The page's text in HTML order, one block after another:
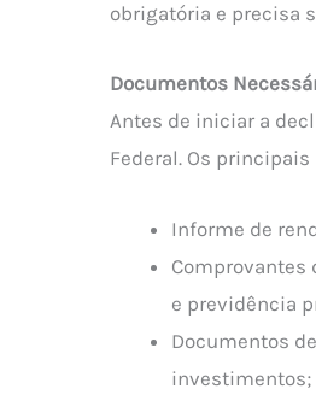
obrigatória e precisa
Documentos
Antes de iniciar a
Federal. Os
Informe de
Comprovantes
e previdência
Documentos
investimentos;